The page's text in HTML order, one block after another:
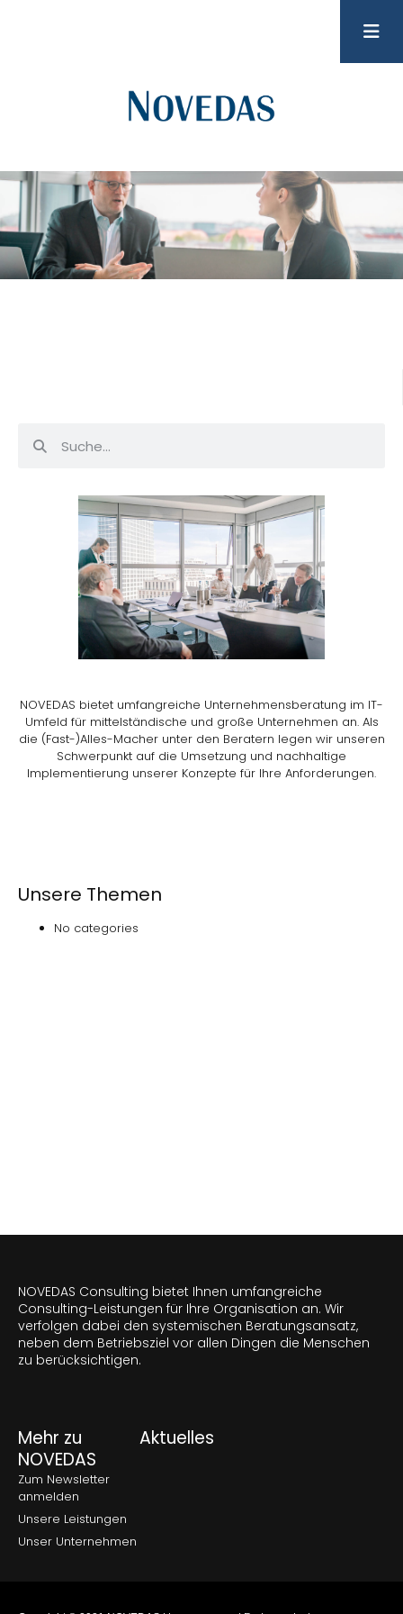
NOVEDAS bietet umfangreiche Unternehmensberatung im IT-
Umfeld für mittelständische und große Unternehmen an. Als
die (Fast-)Alles-Macher unter den Beratern legen wir unseren
Schwerpunkt auf die Umsetzung und nachhaltige
Implementierung unserer Konzepte für Ihre Anforderungen.
Unsere Themen
No categories
NOVEDAS Consulting bietet Ihnen umfangreiche
Consulting-Leistungen für Ihre Organisation an. Wir
verfolgen dabei den systemischen Beratungsansatz,
neben dem Betriebsziel vor allen Dingen die Menschen
zu berücksichtigen.
Mehr zu
NOVEDAS
Zum Newsletter
anmelden
Unsere Leistungen
Unser Unternehmen
Aktuelles